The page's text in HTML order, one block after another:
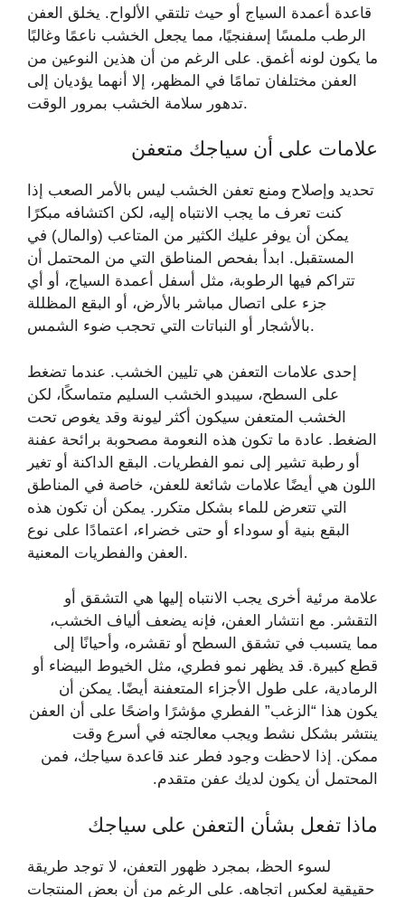
قاعدة أعمدة السياج أو حيث تلتقي الألواح. يخلق العفن
الرطب ملمسًا إسفنجيًا، مما يجعل الخشب ناعمًا وغالبًا
ما يكون لونه أغمق. على الرغم من أن هذين النوعين من
العفن مختلفان تمامًا في المظهر، إلا أنهما يؤديان إلى
تدهور سلامة الخشب بمرور الوقت.
علامات على أن سياجك متعفن
تحديد وإصلاح ومنع تعفن الخشب ليس بالأمر الصعب إذا
كنت تعرف ما يجب الانتباه إليه، لكن اكتشافه مبكرًا
يمكن أن يوفر عليك الكثير من المتاعب (والمال) في
المستقبل. ابدأ بفحص المناطق التي من المحتمل أن
تتراكم فيها الرطوبة، مثل أسفل أعمدة السياج، أو أي
جزء على اتصال مباشر بالأرض، أو البقع المظللة
بالأشجار أو النباتات التي تحجب ضوء الشمس.
إحدى علامات التعفن هي تليين الخشب. عندما تضغط
على السطح، سيبدو الخشب السليم متماسكًا، لكن
الخشب المتعفن سيكون أكثر ليونة وقد يغوص تحت
الضغط. عادة ما تكون هذه النعومة مصحوبة برائحة عفنة
أو رطبة تشير إلى نمو الفطريات. البقع الداكنة أو تغير
اللون هي أيضًا علامات شائعة للعفن، خاصة في المناطق
التي تتعرض للماء بشكل متكرر. يمكن أن تكون هذه
البقع بنية أو سوداء أو حتى خضراء، اعتمادًا على نوع
العفن والفطريات المعنية.
علامة مرئية أخرى يجب الانتباه إليها هي التشقق أو
التقشر. مع انتشار العفن، فإنه يضعف ألياف الخشب،
مما يتسبب في تشقق السطح أو تقشره، وأحيانًا إلى
قطع كبيرة. قد يظهر نمو فطري، مثل الخيوط البيضاء أو
الرمادية، على طول الأجزاء المتعفنة أيضًا. يمكن أن
يكون هذا “الزغب” الفطري مؤشرًا واضحًا على أن العفن
ينتشر بشكل نشط ويجب معالجته في أسرع وقت
ممكن. إذا لاحظت وجود فطر عند قاعدة سياجك، فمن
المحتمل أن يكون لديك عفن متقدم.
ماذا تفعل بشأن التعفن على سياجك
لسوء الحظ، بمجرد ظهور التعفن، لا توجد طريقة
حقيقية لعكس اتجاهه. على الرغم من أن بعض المنتجات